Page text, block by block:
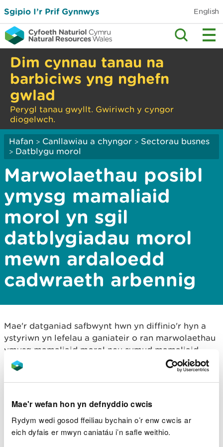
Mae'r wefan hon yn defnyddio cwcis
Rydym wedi gosod ffeiliau bychain o’r enw cwcis ar
eich dyfais er mwyn caniatáu i’n safle weithio.
Sgipio I’r Prif Gynnwys English
Dim cynnau tanau na
barbiciws yng nghefn
gwlad
Perygl tanau gwyllt. Gwiriwch y cyngor
diogelwch.
Hafan > Canllawiau a chyngor > Sectorau busnes
> Datblygu morol
Marwolaethau posibl
ymysg mamaliaid
morol yn sgil
datblygiadau morol
mewn ardaloedd
cadwraeth arbennig
Mae'r datganiad safbwynt hwn yn diffinio'r hyn a
ystyriwn yn lefelau a ganiateir o ran marwolaethau
ymysg mamaliaid morol neu symud mamaliaid
morol heb achosi effaith niweidiol ar integredd
safleoedd fel rhan o asesiad rheoliadau
cynefinoedd.
Fel datblygwr neu ymgynghorydd, gallwch
ddefnyddio'r datganiad safbwynt i helpu i gyflwyno
ceisiadau gyda digon o wybodaeth i ganiatáu i'r